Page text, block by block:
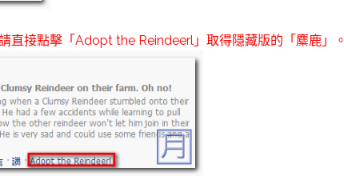
直接點擊「Adopt the Reindeerl」取得隱藏版的「麋鹿」。